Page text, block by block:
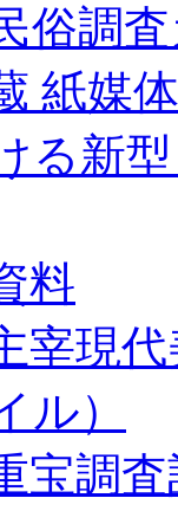
調査
紙媒
る新
料
宰現
ル）
宝調